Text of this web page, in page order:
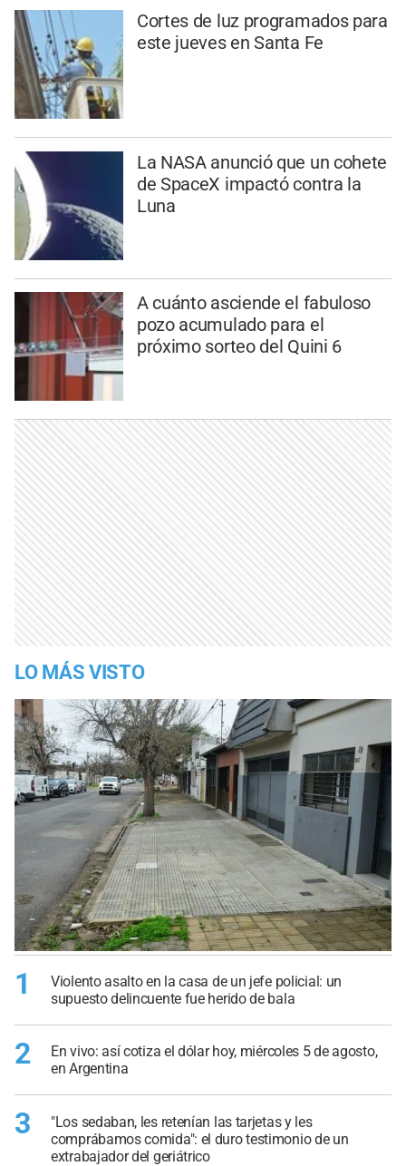
Cortes de luz programados para
este jueves en Santa Fe
La NASA anunció que un cohete
de SpaceX impactó contra la
Luna
A cuánto asciende el fabuloso
pozo acumulado para el
próximo sorteo del Quini 6
LO MÁS VISTO
1
Violento asalto en la casa de un jefe policial: un
supuesto delincuente fue herido de bala
2
En vivo: así cotiza el dólar hoy, miércoles 5 de agosto,
en Argentina
3
"Los sedaban, les retenían las tarjetas y les
comprábamos comida": el duro testimonio de un
extrabajador del geriátrico